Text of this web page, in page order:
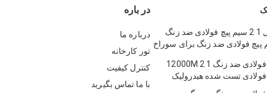
در باره
درباره ما
تور کارخانه
کنترل کیفیت
با ما تماس بگیرید
اتصالات فرول 1 2 سیم پیچ فولادی ضد زنگ
سیم پیچ فولادی ضد زنگ برای سوراخ
سیم پیچ لوله فولادی ضد زنگ 1 2 12000M
فولادی تست شده هیدرولیک